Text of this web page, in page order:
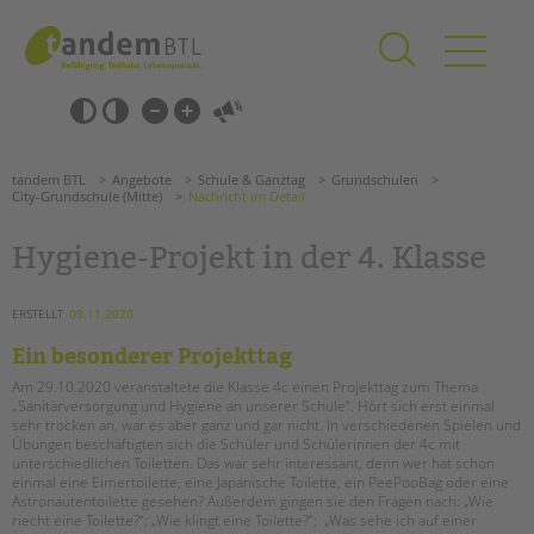
springen
Barrierefrei-
Einstellungen
überspringen
überspringen
KITA & FRÜHE HILFEN
SCHULE & GANZTAG
Oberschulen
Förderzentren
Kollegs
EFöB
Schulbezogene Sozialarbeit
Tagesgruppen
HILFEN ZUR ERZIEHUNG
Suchen
tandem BTL Angebote Schule & Ganztag
Grundschulen
City-Grundschule (Mitte)
Nachricht im Detail
Hygiene-Projekt in der 4. Klasse
ERSTELLT 09.11.2020
Ein besonderer Projekttag
Am 29.10.2020 veranstaltete die Klasse 4c einen Projekttag zum Thema
„Sanitärversorgung und Hygiene an unserer Schule“. Hört sich erst einmal
sehr trocken an, war es aber ganz und gar nicht. In verschiedenen Spielen und
Übungen beschäftigten sich die Schüler und Schülerinnen der 4c mit
unterschiedlichen Toiletten. Das war sehr interessant, denn wer hat schon
einmal eine Eimertoilette, eine Japanische Toilette, ein PeePooBag oder eine
Astronautentoilette gesehen? Außerdem gingen sie den Fragen nach: „Wie
riecht eine Toilette?“; „Wie klingt eine Toilette?“; „Was sehe ich auf einer